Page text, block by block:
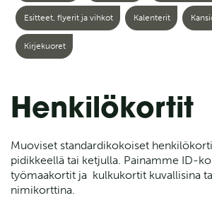
Esitteet, flyerit ja vihkot Kalenterit
Kirjekuoret
Henkilökortit
Muoviset standardikokoiset
pidikkeellä tai ketjulla. Painamme ID-
työmaakortit ja kulkukortit kuvallisina
nimikorttina.